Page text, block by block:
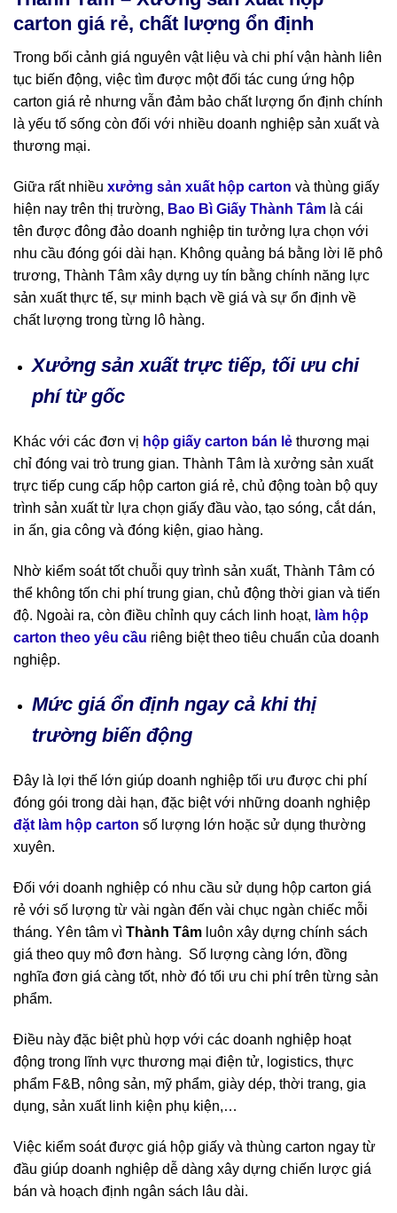
carton giá rẻ, chất lượng ổn định
Trong bối cảnh giá nguyên vật liệu và chi phí vận hành liên
tục biến động, việc tìm được một đối tác cung ứng hộp
carton giá rẻ nhưng vẫn đảm bảo chất lượng ổn định chính
là yếu tố sống còn đối với nhiều doanh nghiệp sản xuất và
thương mại.
Giữa rất nhiều xưởng sản xuất hộp carton và thùng giấy
hiện nay trên thị trường, Bao Bì Giấy Thành Tâm là cái
tên được đông đảo doanh nghiệp tin tưởng lựa chọn với
nhu cầu đóng gói dài hạn. Không quảng bá bằng lời lẽ phô
trương, Thành Tâm xây dựng uy tín bằng chính năng lực
sản xuất thực tế, sự minh bạch về giá và sự ổn định về
chất lượng trong từng lô hàng.
Xưởng sản xuất trực tiếp, tối ưu chi
phí từ gốc
Khác với các đơn vị hộp giấy carton bán lẻ thương mại
chỉ đóng vai trò trung gian. Thành Tâm là xưởng sản xuất
trực tiếp cung cấp hộp carton giá rẻ, chủ động toàn bộ quy
trình sản xuất từ lựa chọn giấy đầu vào, tạo sóng, cắt dán,
in ấn, gia công và đóng kiện, giao hàng.
Nhờ kiểm soát tốt chuỗi quy trình sản xuất, Thành Tâm có
thể không tốn chi phí trung gian, chủ động thời gian và tiến
độ. Ngoài ra, còn điều chỉnh quy cách linh hoạt, làm hộp
carton theo yêu cầu riêng biệt theo tiêu chuẩn của doanh
nghiệp.
Mức giá ổn định ngay cả khi thị
trường biến động
Đây là lợi thế lớn giúp doanh nghiệp tối ưu được chi phí
đóng gói trong dài hạn, đặc biệt với những doanh nghiệp
đặt làm hộp carton số lượng lớn hoặc sử dụng thường
xuyên.
Đối với doanh nghiệp có nhu cầu sử dụng hộp carton giá
rẻ với số lượng từ vài ngàn đến vài chục ngàn chiếc mỗi
tháng. Yên tâm vì Thành Tâm luôn xây dựng chính sách
giá theo quy mô đơn hàng. Số lượng càng lớn, đồng
nghĩa đơn giá càng tốt, nhờ đó tối ưu chi phí trên từng sản
phẩm.
Điều này đặc biệt phù hợp với các doanh nghiệp hoạt
động trong lĩnh vực thương mại điện tử, logistics, thực
phẩm F&B, nông sản, mỹ phẩm, giày dép, thời trang, gia
dụng, sản xuất linh kiện phụ kiện,…
Việc kiểm soát được giá hộp giấy và thùng carton ngay từ
đầu giúp doanh nghiệp dễ dàng xây dựng chiến lược giá
bán và hoạch định ngân sách lâu dài.